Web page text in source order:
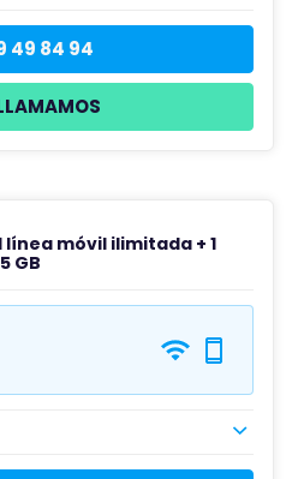
49 84 94
línea móvil ilimitada + 1
GB